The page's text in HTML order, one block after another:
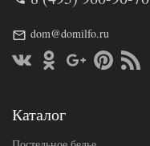
Размер
простыни
160х200
резинке)
dom@domilfo.ru
Каталог